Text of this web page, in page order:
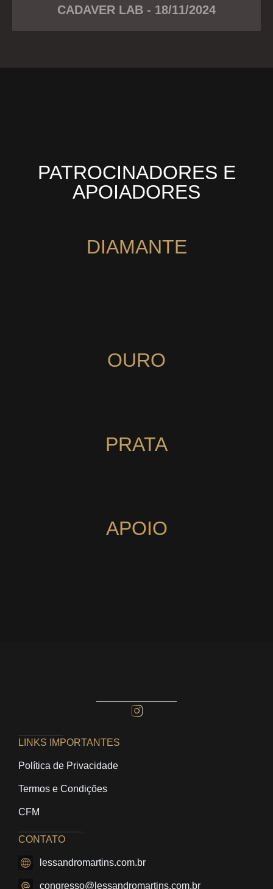
CADAVER LAB - 18/11/2024
PATROCINADORES E
APOIADORES
DIAMANTE
OURO
PRATA
APOIO
LINKS IMPORTANTES
Política de Privacidade
Termos e Condições
CFM
CONTATO
lessandromartins.com.br
congresso@lessandromartins.com.br